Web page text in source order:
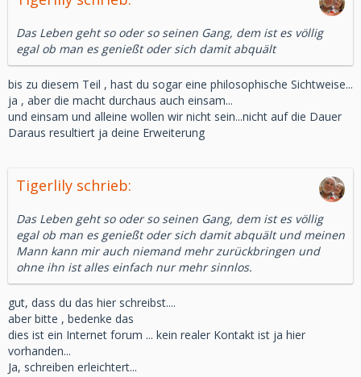
Das Leben geht so oder so seinen Gang, dem ist es völlig
egal ob man es genießt oder sich damit abquält
bis zu diesem Teil , hast du sogar eine philosophische Sichtweise...
ja , aber die macht durchaus auch einsam...
und einsam und alleine wollen wir nicht sein...nicht auf die Dauer
Daraus resultiert ja deine Erweiterung
Tigerlily schrieb:
Das Leben geht so oder so seinen Gang, dem ist es völlig
egal ob man es genießt oder sich damit abquält und meinen
Mann kann mir auch niemand mehr zurückbringen und
ohne ihn ist alles einfach nur mehr sinnlos.
gut, dass du das hier schreibst....
aber bitte , bedenke das
dies ist ein Internet forum ... kein realer Kontakt ist ja hier
vorhanden...
Ja, schreiben erleichtert...